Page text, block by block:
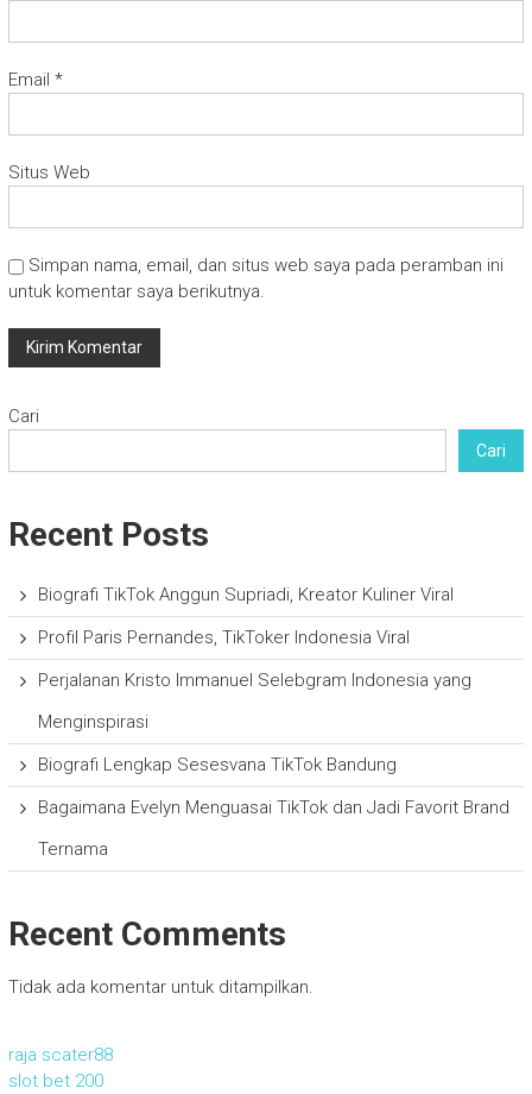
Email *
Situs Web
Simpan nama, email, dan situs web saya pada peramban ini
untuk komentar saya berikutnya.
Cari
Cari
Recent Posts
Biografi TikTok Anggun Supriadi, Kreator Kuliner Viral
Profil Paris Pernandes, TikToker Indonesia Viral
Perjalanan Kristo Immanuel Selebgram Indonesia yang
Menginspirasi
Biografi Lengkap Sesesvana TikTok Bandung
Bagaimana Evelyn Menguasai TikTok dan Jadi Favorit Brand
Ternama
Recent Comments
Tidak ada komentar untuk ditampilkan.
raja scater88
slot bet 200